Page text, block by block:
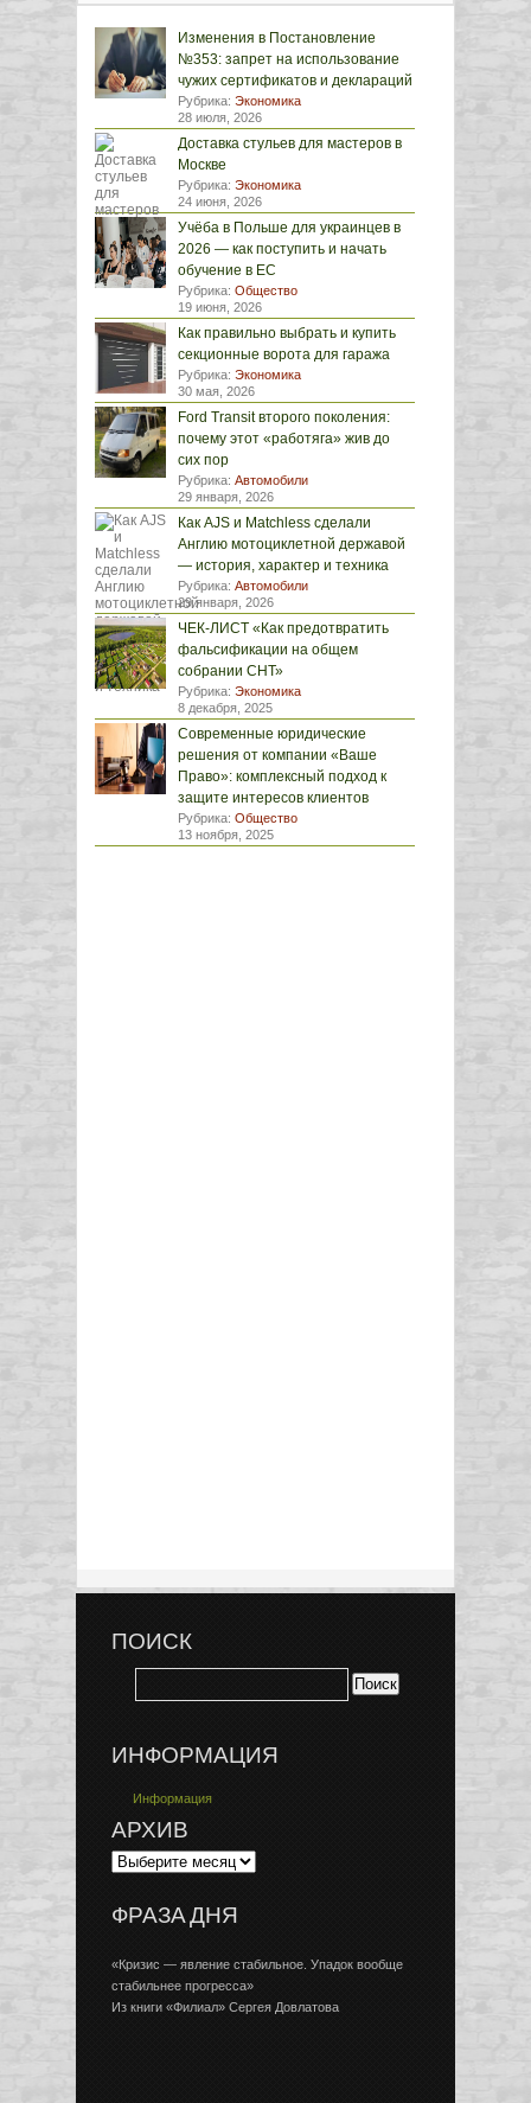
Изменения в Постановление
№353: запрет на использование
чужих сертификатов и деклараций
Рубрика: Экономика
28 июля, 2026
Доставка стульев для мастеров в
Москве
Рубрика: Экономика
24 июня, 2026
Учёба в Польше для украинцев в
2026 — как поступить и начать
обучение в ЕС
Рубрика: Общество
19 июня, 2026
Как правильно выбрать и купить
секционные ворота для гаража
Рубрика: Экономика
30 мая, 2026
Ford Transit второго поколения:
почему этот «работяга» жив до
сих пор
Рубрика: Автомобили
29 января, 2026
Как AJS и Matchless сделали
Англию мотоциклетной державой
— история, характер и техника
Рубрика: Автомобили
29 января, 2026
ЧЕК-ЛИСТ «Как предотвратить
фальсификации на общем
собрании СНТ»
Рубрика: Экономика
8 декабря, 2025
Современные юридические
решения от компании «Ваше
Право»: комплексный подход к
защите интересов клиентов
Рубрика: Общество
13 ноября, 2025
ПОИСК
ИНФОРМАЦИЯ
Информация
АРХИВ
ФРАЗА ДНЯ
«Кризис — явление стабильное. Упадок вообще
стабильнее прогресса»
Из книги «Филиал» Сергея Довлатова